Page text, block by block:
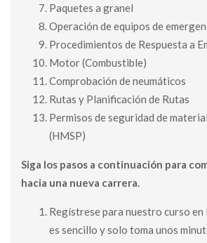
Paquetes a granel
Operación de equipos de
Procedimientos de Respuesta a
Motor (Combustible)
Comprobación de neumáticos
Rutas y Planificación de Rutas
Permisos de seguridad de
(HMSP)
Siga los pasos a continuación para
hacia una nueva carrera.
Regístrese para nuestro curso
es sencillo y solo toma unos